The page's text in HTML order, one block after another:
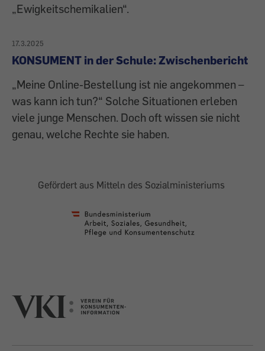
„Ewigkeitschemikalien“.
17.3.2025
KONSUMENT in der Schule: Zwischenbericht
„Meine Online-Bestellung ist nie angekommen –
was kann ich tun?“ Solche Situationen erleben
viele junge Menschen. Doch oft wissen sie nicht
genau, welche Rechte sie haben.
Gefördert aus Mitteln des Sozialministeriums